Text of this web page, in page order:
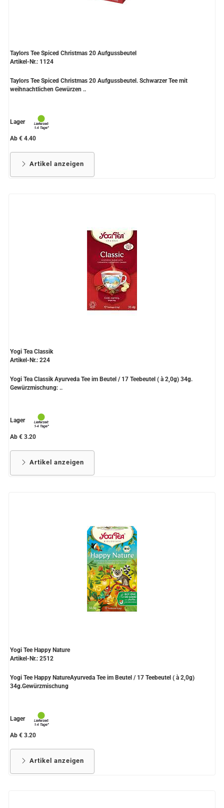
Taylors Tee Spiced Christmas 20 Aufgussbeutel
Artikel-Nr.: 1124
Taylors Tee Spiced Christmas 20 Aufgussbeutel. Schwarzer Tee mit
weihnachtlichen Gewürzen ..
Lager
Ab € 4.40
Artikel anzeigen
Yogi Tea Classik
Artikel-Nr.: 224
Yogi Tea Classik Ayurveda Tee im Beutel / 17 Teebeutel ( à 2,0g) 34g.
Gewürzmischung: ..
Lager
Ab € 3.20
Artikel anzeigen
Yogi Tee Happy Nature
Artikel-Nr.: 2512
Yogi Tee Happy NatureAyurveda Tee im Beutel / 17 Teebeutel ( à 2,0g)
34g.Gewürzmischung
Lager
Ab € 3.20
Artikel anzeigen